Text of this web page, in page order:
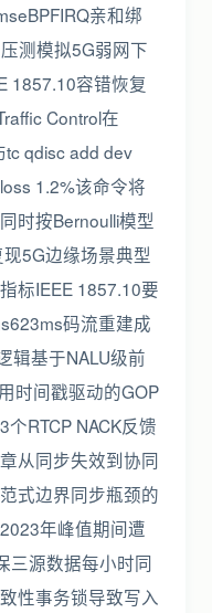
亲和绑
测模拟5G弱网下
1857.10容错恢复
Control在
qdisc add dev
1.2%该命令将
时按Bernoulli模型
5G边缘场景典型
标IEEE 1857.10要
码流重建成
辑基于NALU级前
时间戳驱动的GOP
RTCP NACK反馈
从同步失效到协同
式边界同步瓶颈的
年峰值期间遭
三源数据每小时同
性事务锁导致写入